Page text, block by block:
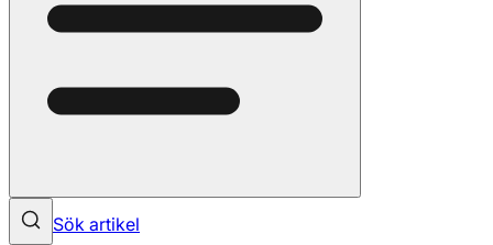
Sök artikel